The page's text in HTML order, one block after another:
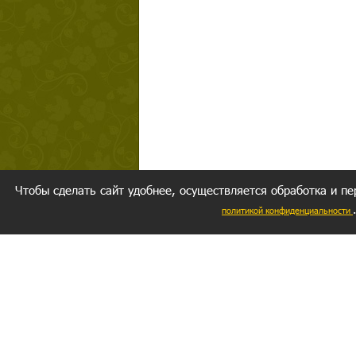
Чтобы сделать сайт удобнее, осуществляется обработка и
политикой конфиденциальности